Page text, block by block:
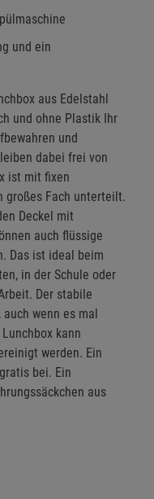
und ein
aus Edelstahl
und ohne Plastik Ihr
und
dabei frei von
ist mit fixen
großes Fach unterteilt.
Deckel mit
auch flüssige
Das ist ideal beim
in der Schule oder
Der stabile
wenn es mal
kann
werden. Ein
bei. Ein
aus